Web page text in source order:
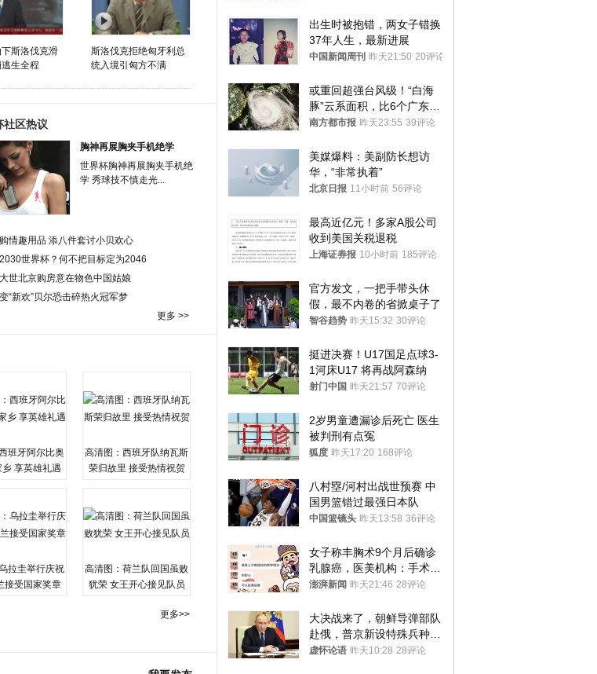
斯洛伐克滑
生全程
斯洛伐克拒绝匈牙利总
统入境引匈方不满
社区热议
胸神再展胸夹手机绝学
世界杯胸神再展胸夹手机绝
学 秀球技不慎走光...
情趣用品 添八件套讨小贝欢心
世界杯？何不把目标定为2046
世北京购房意在物色中国姑娘
“新欢”贝尔恐击碎热火冠军梦
更多 >>
班牙阿尔比奥
享英雄礼遇
高清图：西班牙队纳瓦斯
荣归故里 接受热情祝贺
拉圭举行庆祝
接受国家奖章
高清图：荷兰队回国虽败
犹荣 女王开心接见队员
更多>>
出生时被抱错，两女子错换
37年人生，最新进展
中国新闻周刊 昨天21:50 20评论
或重回超强台风级！“白海
豚”云系面积，比6个广东还
大！深圳官方：注意这件事
南方都市报 昨天23:55 39评论
美媒爆料：美副防长想访
华，“非常执着”
北京日报 11小时前 56评论
最高近亿元！多家A股公司
收到美国关税退税
上海证券报 10小时前 185评论
官方发文，一把手带头休
假，最不内卷的省掀桌子了
智谷趋势 昨天15:32 30评论
挺进决赛！U17国足点球3-
1河床U17 将再战阿森纳
射门中国 昨天21:57 70评论
2岁男童遭漏诊后死亡 医生
被判刑有点冤
狐度 昨天17:20 168评论
八村塁/河村出战世预赛 中
国男篮错过最强日本队
中国篮镜头 昨天13:58 36评论
女子称丰胸术9个月后确诊
乳腺癌，医美机构：手术不
可能引发癌症，建议走司法
澎湃新闻 昨天21:46 28评论
大决战来了，朝鲜导弹部队
赴俄，普京新设特殊兵种，
76岁老将扛旗
虚怀论语 昨天10:28 28评论